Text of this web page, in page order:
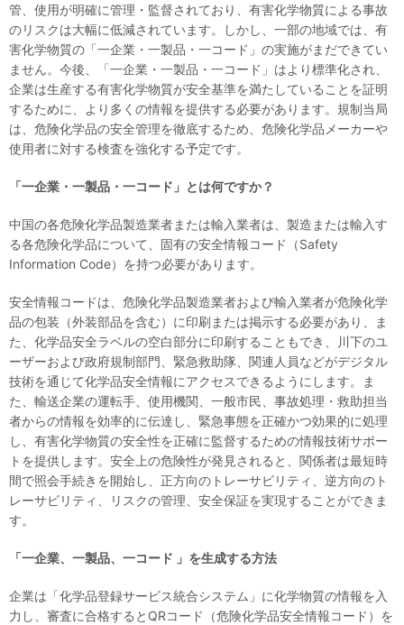
管、使用が明確に管理・監督されており、有害化学物質による事故
のリスクは大幅に低減されています。しかし、一部の地域では、有
害化学物質の「一企業・一製品・一コード」の実施がまだできてい
ません。今後、「一企業・一製品・一コード」はより標準化され、
企業は生産する有害化学物質が安全基準を満たしていることを証明
するために、より多くの情報を提供する必要があります。規制当局
は、危険化学品の安全管理を徹底するため、危険化学品メーカーや
使用者に対する検査を強化する予定です。
「一企業 ・ 一製品 ・ 一コード」とは何ですか？
中国の各危険化学品製造業者または輸入業者は、製造または輸入す
る各危険化学品について、固有の安全情報コード（Safety
Information Code）を持つ必要があります。
安全情報コードは、危険化学品製造業者および輸入業者が危険化学
品の包装（外装部品を含む）に印刷または掲示する必要があり、ま
た、化学品安全ラベルの空白部分に印刷することもでき、川下のユ
ーザーおよび政府規制部門、緊急救助隊、関連人員などがデジタル
技術を通じて化学品安全情報にアクセスできるようにします。ま
た、輸送企業の運転手、使用機関、一般市民、事故処理・救助担当
者からの情報を効率的に伝達し、緊急事態を正確かつ効果的に処理
し、有害化学物質の安全性を正確に監督するための情報技術サポー
トを提供します。安全上の危険性が発見されると、関係者は最短時
間で照会手続きを開始し、正方向のトレーサビリティ、逆方向のト
レーサビリティ、リスクの管理、安全保証を実現することができま
す。
「一企業、一製品、一コード 」 を生成する方法
企業は「化学品登録サービス統合システム」に化学物質の情報を入
力し、審査に合格するとQRコード（危険化学品安全情報コード）を